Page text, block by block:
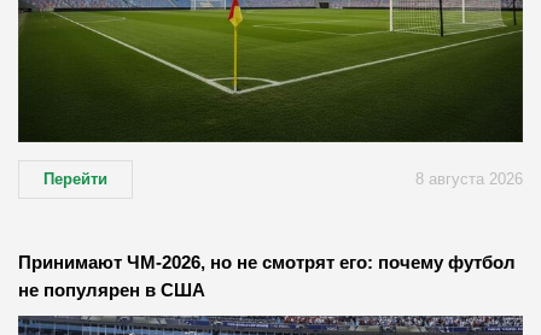
Перейти 8 августа 2026
Принимают ЧМ-2026, но не смотрят его: почему футбол
не популярен в США